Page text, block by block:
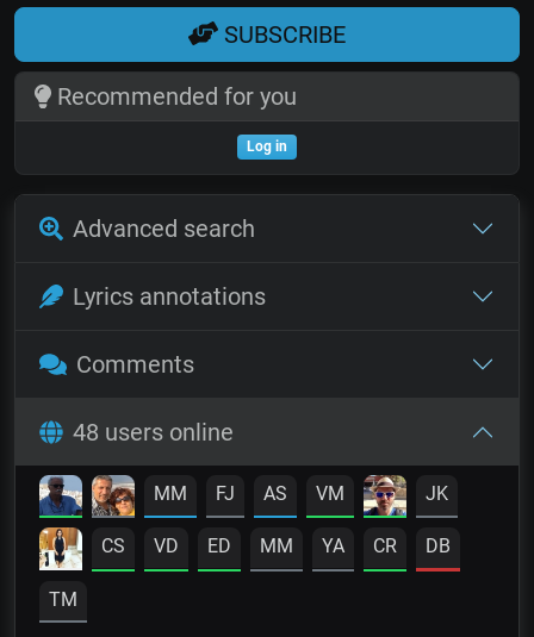
SUBSCRIBE
Recommended for you
Log in
Advanced search
Lyrics annotations
Comments
48 users online
MM FJ AS VM JK
CS VD ED MM YA CR DB
TM